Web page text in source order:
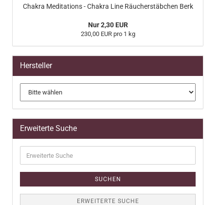
Chakra Meditations - Chakra Line Räucherstäbchen Berk
Nur 2,30 EUR
230,00 EUR pro 1 kg
Hersteller
Erweiterte Suche
Suche
SUCHEN
ERWEITERTE SUCHE